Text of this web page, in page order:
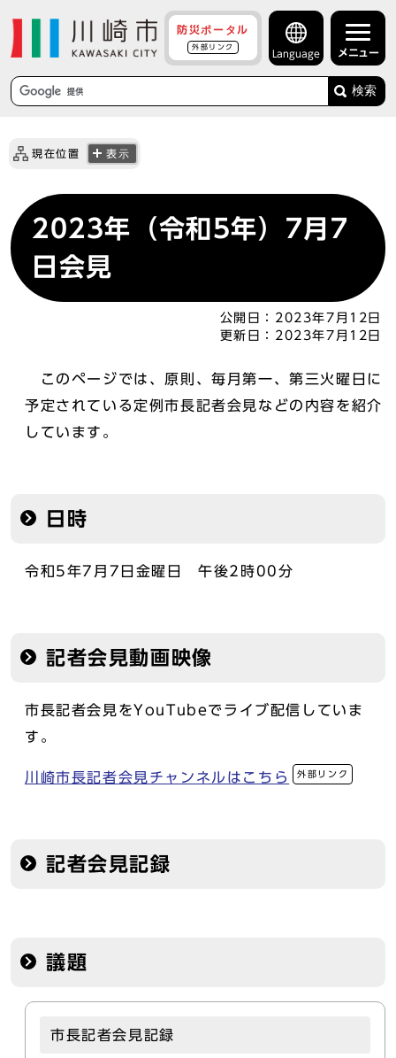
防災ポータル
外部リンク
Language メニュー
検索
現在位置 表示
2023年（令和5年）7月7
日会見
公開日： 2023年7月12日
更新日： 2023年7月12日
このページでは、原則、毎月第一、第三火曜日に
予定されている定例市長記者会見などの内容を紹介
しています。
日時
令和5年7月7日金曜日 午後2時00分
記者会見動画映像
市長記者会見をYouTubeでライブ配信していま
す。
川崎市長記者会見チャンネルはこちら 外部リンク
記者会見記録
議題
市長記者会見記録